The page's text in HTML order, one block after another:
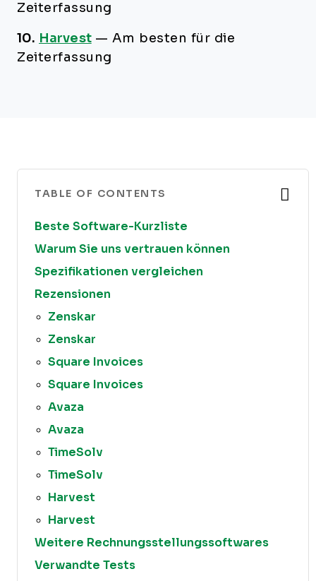
Zeiterfassung
10. Harvest — Am besten für die
Zeiterfassung
TABLE OF CONTENTS
Beste Software-Kurzliste
Warum Sie uns vertrauen können
Spezifikationen vergleichen
Rezensionen
Zenskar
Zenskar
Square Invoices
Square Invoices
Avaza
Avaza
TimeSolv
TimeSolv
Harvest
Harvest
Weitere Rechnungsstellungssoftwares
Verwandte Tests